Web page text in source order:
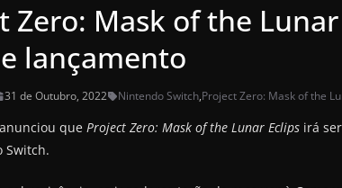
Zero: Mask of the
lançamento
31 de Outubro, 2022 Nintendo Switch,Project Zero: Mask of the
que Project Zero: Mask of the Lunar Eclips irá
Switch.